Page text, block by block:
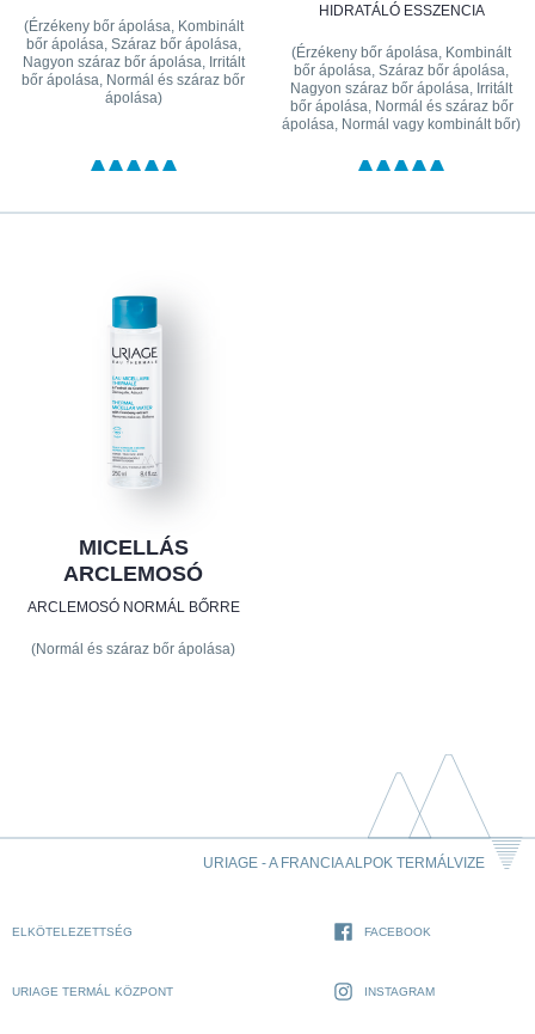
(Érzékeny bőr ápolása, Kombinált
bőr ápolása, Száraz bőr ápolása,
Nagyon száraz bőr ápolása, Irritált
bőr ápolása, Normál és száraz bőr
ápolása)
HIDRATÁLÓ ESSZENCIA
(Érzékeny bőr ápolása, Kombinált
bőr ápolása, Száraz bőr ápolása,
Nagyon száraz bőr ápolása, Irritált
bőr ápolása, Normál és száraz bőr
ápolása, Normál vagy kombinált bőr)
MICELLÁS
ARCLEMOSÓ
ARCLEMOSÓ NORMÁL BŐRRE
(Normál és száraz bőr ápolása)
URIAGE - A FRANCIA ALPOK TERMÁLVIZE
ELKÖTELEZETTSÉG
URIAGE TERMÁL KÖZPONT
FACEBOOK
INSTAGRAM